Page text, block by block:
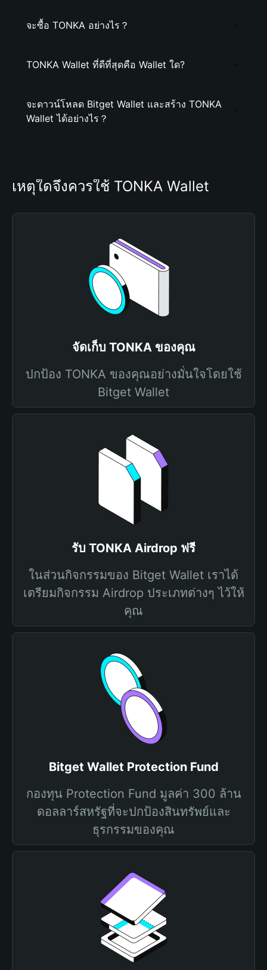
จะซื้อ TONKA อย่างไร？
TONKA Wallet ที่ดีที่สุดคือ Wallet ใด?
จะดาวน์โหลด Bitget Wallet และสร้าง TONKA
Wallet ได้อย่างไร？
เหตุใดจึงควรใช้ TONKA Wallet
จัดเก็บ TONKA ของคุณ
ปกป้อง TONKA ของคุณอย่างมั่นใจโดยใช้
Bitget Wallet
รับ TONKA Airdrop ฟรี
ในส่วนกิจกรรมของ Bitget Wallet เราได้
เตรียมกิจกรรม Airdrop ประเภทต่างๆ ไว้ให้
คุณ
Bitget Wallet Protection Fund
กองทุน Protection Fund มูลค่า 300 ล้าน
ดอลลาร์สหรัฐที่จะปกป้องสินทรัพย์และ
ธุรกรรมของคุณ